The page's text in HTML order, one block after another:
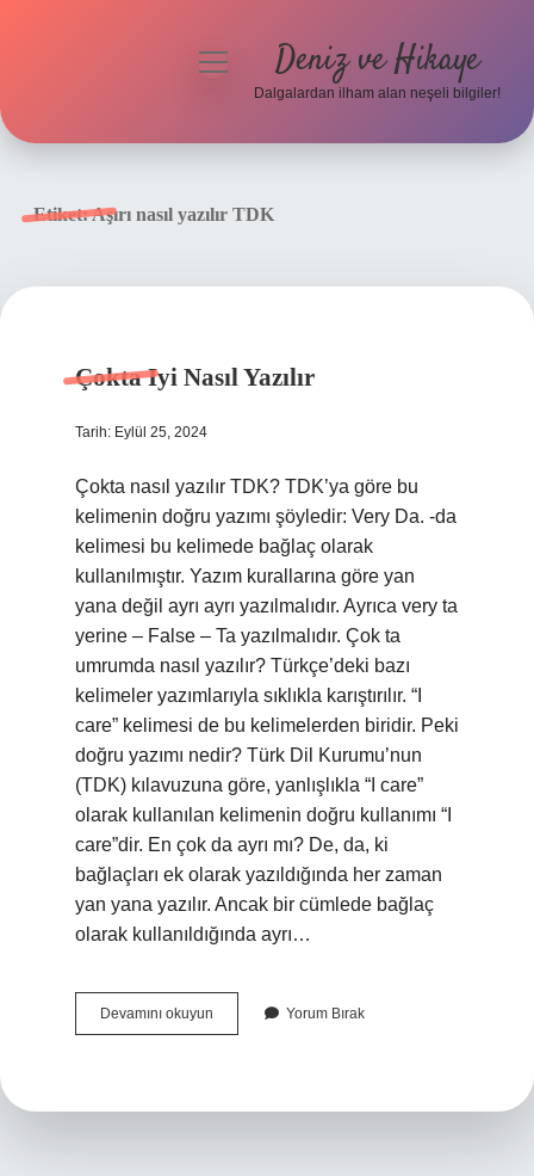
menüyü
Deniz ve Hikaye
Dalgalardan ilham alan neşeli bilgiler!
Etiket:Aşırı nasıl yazılır TDK
Çokta Iyi Nasıl Yazılır
Tarih: Eylül 25, 2024
Çokta nasıl yazılır TDK? TDK’ya göre bu
kelimenin doğru yazımı şöyledir: Very Da. -da
kelimesi bu kelimede bağlaç olarak
kullanılmıştır. Yazım kurallarına göre yan
yana değil ayrı ayrı yazılmalıdır. Ayrıca very ta
yerine – False – Ta yazılmalıdır. Çok ta
umrumda nasıl yazılır? Türkçe’deki bazı
kelimeler yazımlarıyla sıklıkla karıştırılır. “I
care” kelimesi de bu kelimelerden biridir. Peki
doğru yazımı nedir? Türk Dil Kurumu’nun
(TDK) kılavuzuna göre, yanlışlıkla “I care”
olarak kullanılan kelimenin doğru kullanımı “I
care”dir. En çok da ayrı mı? De, da, ki
bağlaçları ek olarak yazıldığında her zaman
yan yana yazılır. Ancak bir cümlede bağlaç
olarak kullanıldığında ayrı…
Devamını okuyun
Iyi
Yorum Bırak